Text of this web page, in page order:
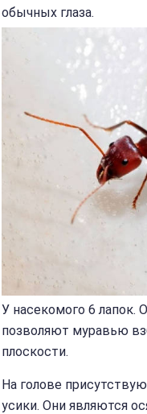
обычных глаза.
У насекомого 6 лапок.
позволяют муравью
плоскости.
На голове
усики. Они являются